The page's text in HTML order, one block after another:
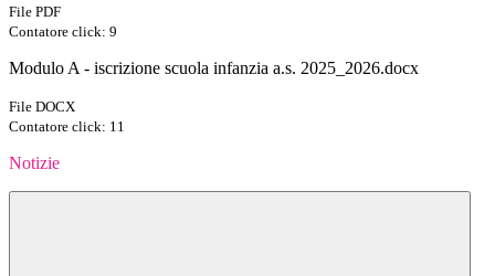
File PDF
Contatore click: 9
Modulo A - iscrizione scuola infanzia a.s. 2025_2026.docx
File DOCX
Contatore click: 11
Notizie